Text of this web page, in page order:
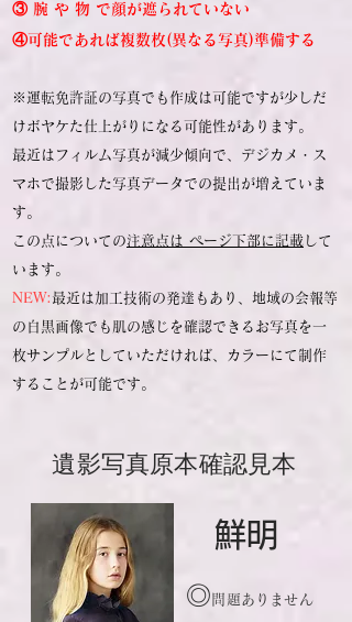
③ 腕 や 物 で顔が遮られていない
​④可能であれば複数枚(異なる写真)準備する
※運転免許証の写真でも作成は可能ですが少しだ
けボヤケた仕上がりになる可能性があります。
最近はフィルム写真が減少傾向で、 デジカメ・ス
マホで撮影した写真データでの提出が増えていま
す。
この点についての注意点は ページ下部に記載 して
います。
NEW: 最近は加工技術の発達もあり、地域の会報等
の白黒画像でも肌の感じを確認できるお写真を一
枚サンプルとしていただければ、カラーにて制作
することが可能です。
遺影写真原本確認見本
鮮明
◎ 問題ありません